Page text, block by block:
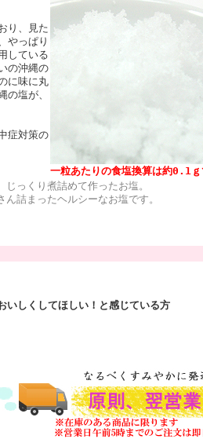
り、見た
やっぱり
している
の沖縄の
に味に丸
の塩が、
症対策の
一粒あたりの食塩換算は約0.1ｇ
っくり煮詰めて作ったお塩。
詰まったヘルシーなお塩です。
いしくしてほしい！と感じている方